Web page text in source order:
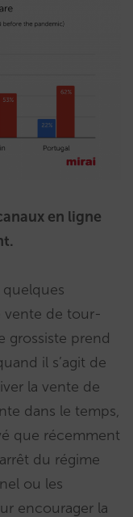
en ligne
vente de tour-
grossiste prend
il s’agit de
la vente de
dans le temps,
que récemment
du régime
ou les
encourager la